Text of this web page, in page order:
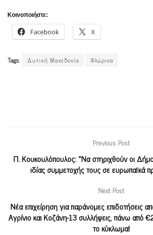
Κοινοποιήστε:
Facebook X
Tags: Δυτική Μακεδονία Φλώρινα
Previous Post
Π. Κουκουλόπουλος: «Να στηριχθούν οι
ιδίας συμμετοχής τους σε ευρωπαϊκά
Next Post
Νέα επιχείρηση για παράνομες επιδοτήσεις
Αγρίνιο και Κοζάνη-13 συλλήψεις, πάνω από
το κύκλωμα!